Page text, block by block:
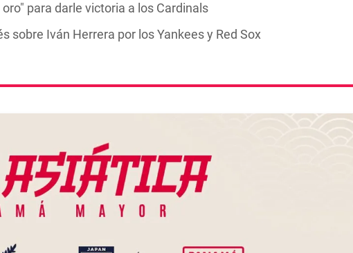
para darle victoria a los Cardinals
sobre Iván Herrera por los Yankees y Red Sox